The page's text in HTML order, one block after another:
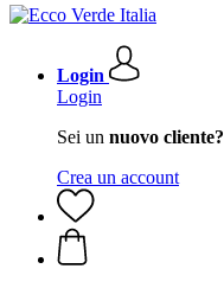
Login
Login
Sei un nuovo cliente?
Crea un account